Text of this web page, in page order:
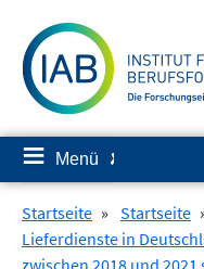
zum
Inhalt
≡ Menü ✘
Startseite » Startseite
Lieferdienste in
zwischen 2018 und